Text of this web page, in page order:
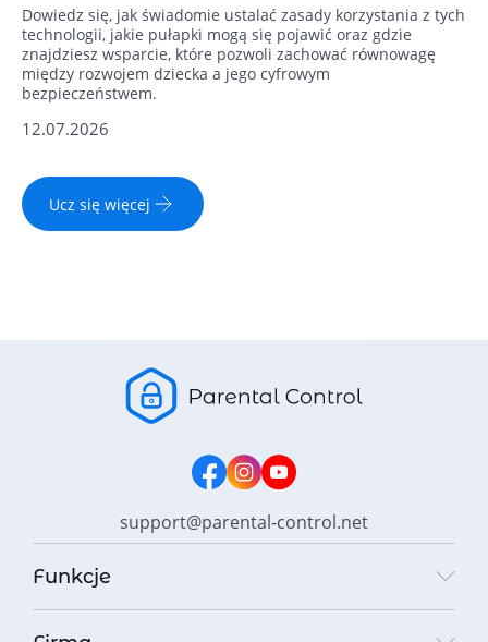
Dowiedz się, jak świadomie ustalać zasady korzystania z tych
technologii, jakie pułapki mogą się pojawić oraz gdzie
znajdziesz wsparcie, które pozwoli zachować równowagę
między rozwojem dziecka a jego cyfrowym
bezpieczeństwem.
12.07.2026
Ucz się więcej
support@parental-control.net
Funkcje